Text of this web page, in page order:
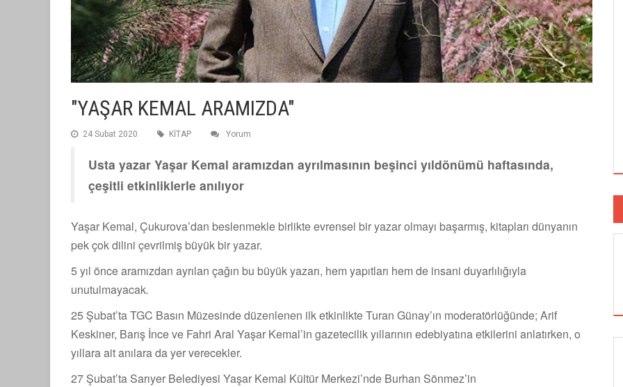
"YAŞAR KEMAL ARAMIZDA"
24 Subat 2020 KİTAP Yorum
Usta yazar Yaşar Kemal aramızdan ayrılmasının beşinci yıldönümü haftasında,
çeşitli etkinliklerle anılıyor
Yaşar Kemal, Çukurova’dan beslenmekle birlikte evrensel bir yazar olmayı başarmış, kitapları dünyanın
pek çok dilini çevrilmiş büyük bir yazar.
5 yıl önce aramızdan ayrılan çağın bu büyük yazarı, hem yapıtları hem de insani duyarlılığıyla
unutulmayacak.
25 Şubat’ta TGC Basın Müzesinde düzenlenen ilk etkinlikte Turan Günay’ın moderatörlüğünde; Arif
Keskiner, Barış İnce ve Fahri Aral Yaşar Kemal’in gazetecilik yıllarının edebiyatına etkilerini anlatırken, o
yıllara ait anılara da yer verecekler.
27 Şubat’ta Sarıyer Belediyesi Yaşar Kemal Kültür Merkezi’nde Burhan Sönmez’in